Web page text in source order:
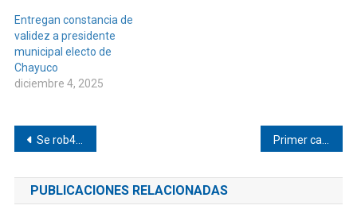
Entregan constancia de
validez a presidente
municipal electo de
Chayuco
diciembre 4, 2025
Navegación
de
entradas
Se rob4r#on una moto en Pinotepa
PUBLICACIONES RELACIONADAS